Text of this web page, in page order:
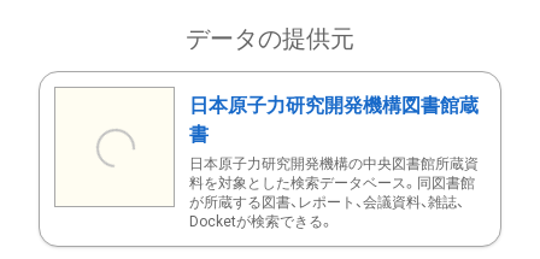
データの提供元
日本原子力研究開発機構図書館蔵
書
日本原子力研究開発機構の中央図書館所蔵資
料を対象とした検索データベース。同図書館
が所蔵する図書、レポート、会議資料、雑誌、
Docketが検索できる。